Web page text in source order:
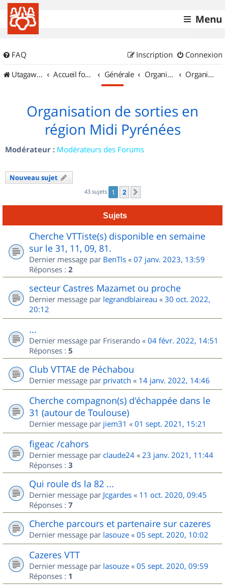
Menu
FAQ Connexion
Inscription
UtagawaVTT (Randos VTT et VTTAE avec traces GPS)
Accueil forum Générale Organisation de sorties & Recherche de partenaires Organisation de sorties en région Midi Pyrénées
Organisation de sorties en
région Midi Pyrénées
Modérateur : Modérateurs des Forums
Nouveau sujet
43 sujets 1 2
Sujets
Cherche VTTiste(s) disponible en semaine
sur le 31, 11, 09, 81.
Dernier message par BenTls « 07 janv. 2023, 13:59
Réponses : 2
secteur Castres Mazamet ou proche
Dernier message par legrandblaireau « 30 oct. 2022,
20:12
...
Dernier message par Friserando « 04 févr. 2022, 14:51
Réponses : 5
Club VTTAE de Péchabou
Dernier message par privatch « 14 janv. 2022, 14:46
Cherche compagnon(s) d'échappée dans le
31 (autour de Toulouse)
Dernier message par jiem31 « 01 sept. 2021, 15:21
figeac /cahors
Dernier message par claude24 « 23 janv. 2021, 11:44
Réponses : 3
Qui roule ds la 82 ...
Dernier message par Jcgardes « 11 oct. 2020, 09:45
Réponses : 7
Cherche parcours et partenaire sur cazeres
Dernier message par lasouze « 05 sept. 2020, 10:02
Cazeres VTT
Dernier message par lasouze « 05 sept. 2020, 09:59
Réponses : 1